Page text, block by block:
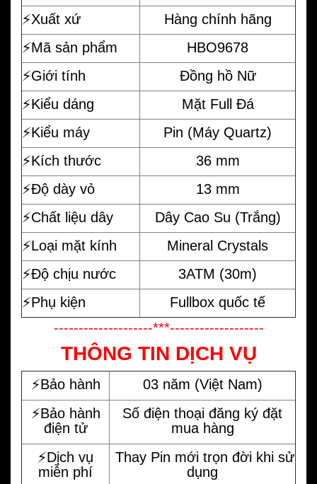
⚡️Xuất xứ
Hàng chính hãng
⚡️Mã sản phẩm
HBO9678
⚡️Giới tính
Đồng hồ Nữ
⚡️Kiểu dáng
Mặt Full Đá
⚡️Kiểu máy
Pin (Máy Quartz)
⚡️Kích thước
36 mm
⚡️Độ dày vỏ
13 mm
⚡️Chất liệu dây
Dây Cao Su (Trắng)
⚡️Loại mặt kính
Mineral Crystals
⚡️Độ chịu nước
3ATM (30m)
⚡️Phụ kiện
Fullbox quốc tế
--------------------***-------------------
THÔNG TIN DỊCH VỤ
⚡️Bảo hành
03 năm (Việt Nam)
⚡️Bảo hành
điện tử
Số điện thoại đăng ký đặt
mua hàng
⚡️Dịch vụ
miễn phí
Thay Pin mới trọn đời khi sử
dụng